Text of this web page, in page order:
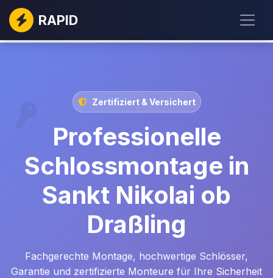
RAPID
Zertifiziert & Versichert
Professionelle
Schlossmontage in
Sankt Nikolai ob
Draßling
Fachgerechte Montage, hochwertige Schlösser,
Garantie und zertifizierte Monteure für Ihre Sicherheit